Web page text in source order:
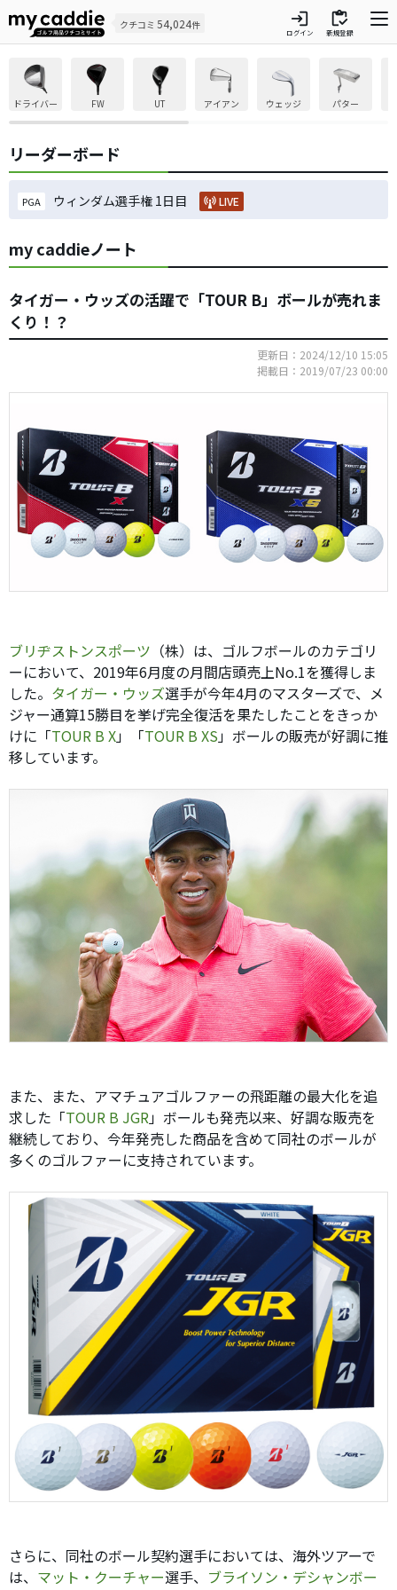
クチコミ 54,024件 login
ログイン
inventory
新規登録
ドライバー FW UT アイアン ウェッジ パター
リーダーボード
PGA ウィンダム選手権 1日目 LIVE
my caddieノート
タイガー・ウッズの活躍で「TOUR B」ボールが売れま
くり！？
更新日：2024/12/10 15:05
掲載日：2019/07/23 00:00
ブリヂストンスポーツ （株）は、ゴルフボールのカテゴリ
ーにおいて、2019年6月度の月間店頭売上No.1を獲得しま
した。 タイガー・ウッズ選手が今年4月のマスターズで、メ
ジャー通算15勝目を挙げ完全復活を果たしたことをきっか
けに「TOUR B X」「TOUR B XS 」ボールの販売が好調に推
移しています。
また、また、アマチュアゴルファーの飛距離の最大化を追
求した「TOUR B JGR」ボールも発売以来、好調な販売を
継続しており、今年発売した商品を含めて同社のボールが
多くのゴルファーに支持されています。
さらに、同社のボール契約選手においては、海外ツアーで
は、 マット・クーチャー選手、 ブライソン・デシャンボー